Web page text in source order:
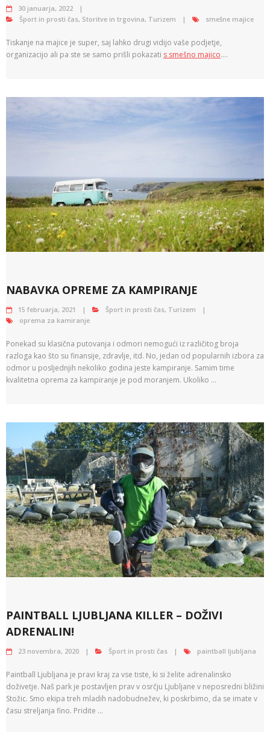
30 januarja, 2022
Šport in prosti čas, Storitve in trgovina, Turizem smešne majice
Tiskanje na majice je super, saj lahko drugi vidijo vaše podjetje,
organizacijo ali pa ste se samo prišli pokazati s smešno majico.…
NABAVKA OPREME ZA KAMPIRANJE
15 februarja, 2021 Šport in prosti čas, Turizem
oprema za kamiranje
Ponekad su klasična putovanja i odmori nemogući iz različitog broja
razloga kao što su finansije, zdravlje, itd. No, jedan od popularnih izbora za
odmor u posljednjih nekoliko godina jeste kampiranje. Samim time
kvalitetna oprema za kampiranje je pod moranjem. Ukoliko …
PAINTBALL LJUBLJANA KILLER – DOŽIVI
ADRENALIN!
23 novembra, 2020 Šport in prosti čas paintball ljubljana
Paintball Ljubljana je pravi kraj za vse tiste, ki si želite adrenalinsko
doživetje. Naš park je postavljen prav v osrčju Ljubljane v neposredni bližini
Stožic. Smo ekipa treh mladih nadobudnežev, ki poskrbimo, da se imate v
času streljanja fino. Pridite …